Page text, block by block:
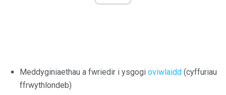
Meddyginiaethau a fwriedir i ysgogi oviwlaidd (cyffuriau
ffrwythlondeb)